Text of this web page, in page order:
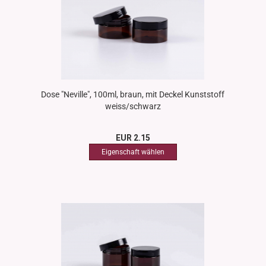
Dose "Neville", 100ml, braun, mit Deckel Kunststoff
weiss/schwarz
EUR 2.15